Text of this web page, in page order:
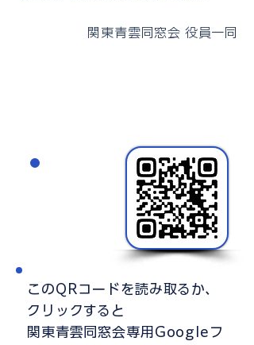
関東青雲同窓会 役員一同
このQRコードを読み取るか、
クリックすると
関東青雲同窓会専用Googleフ